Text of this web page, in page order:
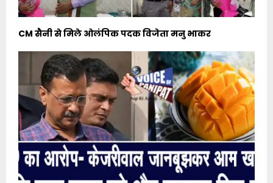
CM सैनी से मिले ओलंपिक पदक विजेता मनु भाकर